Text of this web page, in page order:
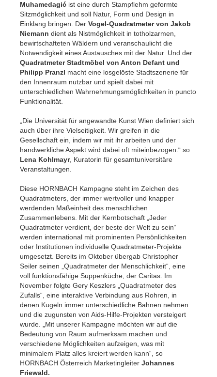
Muhamedagić ist eine durch Stampflehm geformte
Sitzmöglichkeit und soll Natur, Form und Design in
Einklang bringen. Der Vogel-Quadratmeter von Jakob
Niemann dient als Nistmöglichkeit in totholzarmen,
bewirtschafteten Wäldern und veranschaulicht die
Notwendigkeit eines Austausches mit der Natur. Und der
Quadratmeter Stadtmöbel von Anton Defant und
Philipp Pranzl macht eine losgelöste Stadtszenerie für
den Innenraum nutzbar und spielt dabei mit
unterschiedlichen Wahrnehmungsmöglichkeiten in puncto
Funktionalität.
„Die Universität für angewandte Kunst Wien definiert sich
auch über ihre Vielseitigkeit. Wir greifen in die
Gesellschaft ein, indem wir mit ihr arbeiten und der
handwerkliche Aspekt wird dabei oft miteinbezogen.“ so
Lena Kohlmayr, Kuratorin für gesamtuniversitäre
Veranstaltungen.
Diese HORNBACH Kampagne steht im Zeichen des
Quadratmeters, der immer wertvoller und knapper
werdenden Maßeinheit des menschlichen
Zusammenlebens. Mit der Kernbotschaft „Jeder
Quadratmeter verdient, der beste der Welt zu sein“
werden international mit prominenten Persönlichkeiten
oder Institutionen individuelle Quadratmeter-Projekte
umgesetzt. Bereits im Oktober übergab Christopher
Seiler seinen „Quadratmeter der Menschlichkeit“, eine
voll funktionsfähige Suppenküche, der Caritas. Im
November folgte Gery Keszlers „Quadratmeter des
Zufalls“, eine interaktive Verbindung aus Rohren, in
denen Kugeln immer unterschiedliche Bahnen nehmen
und die zugunsten von Aids-Hilfe-Projekten versteigert
wurde. „Mit unserer Kampagne möchten wir auf die
Bedeutung von Raum aufmerksam machen und
verschiedene Möglichkeiten aufzeigen, was mit
minimalem Platz alles kreiert werden kann“, so
HORNBACH Österreich Marketingleiter Johannes
Friewald.